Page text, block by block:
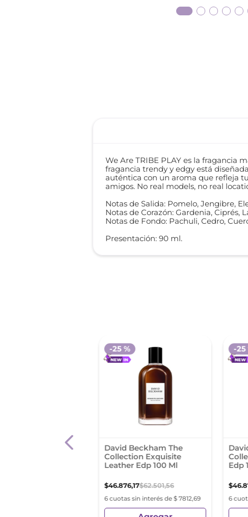
We Are TRIBE PLAY es la fragancia
fragancia trendy y edgy está
auténtica con un aroma que refleja
amigos. No real models, no real
Notas de Salida: Pomelo, Jengibre,
Notas de Corazón: Gardenia, Ciprés,
Notas de Fondo: Pachuli, Cedro,
Presentación: 90 ml.
Kevin Black Para
David Beckham The
Collection Exquisite
Leather Edp 100 Ml
$46.876,17$62.501,56
6 cuotas sin interés de $ 7812,69
-25 %
Edp
$46.
6
-25